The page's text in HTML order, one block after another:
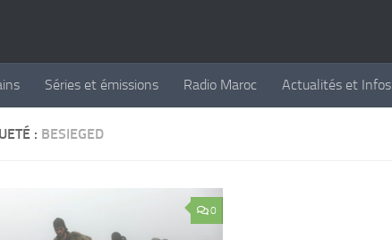
Séries et émissions Radio Maroc Actualités et Infos
: BESIEGED
0